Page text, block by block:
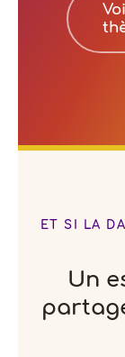
ET SI LA
Un